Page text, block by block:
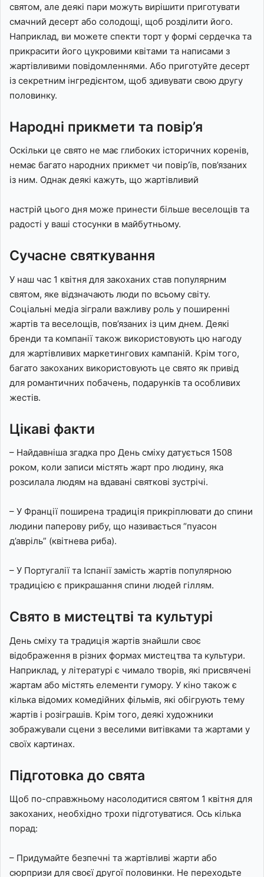
святом, але деякі пари можуть вирішити приготувати
смачний десерт або солодощі, щоб розділити його.
Наприклад, ви можете спекти торт у формі сердечка та
прикрасити його цукровими квітами та написами з
жартівливими повідомленнями. Або приготуйте десерт
із секретним інгредієнтом, щоб здивувати свою другу
половинку.
Народні прикмети та повір’я
Оскільки це свято не має глибоких історичних коренів,
немає багато народних прикмет чи повір’їв, пов’язаних
із ним. Однак деякі кажуть, що жартівливий
настрій цього дня може принести більше веселощів та
радості у ваші стосунки в майбутньому.
Сучасне святкування
У наш час 1 квітня для закоханих став популярним
святом, яке відзначають люди по всьому світу.
Соціальні медіа зіграли важливу роль у поширенні
жартів та веселощів, пов’язаних із цим днем. Деякі
бренди та компанії також використовують цю нагоду
для жартівливих маркетингових кампаній. Крім того,
багато закоханих використовують це свято як привід
для романтичних побачень, подарунків та особливих
жестів.
Цікаві факти
– Найдавніша згадка про День сміху датується 1508
роком, коли записи містять жарт про людину, яка
розсилала людям на вдавані святкові зустрічі.
– У Франції поширена традиція прикріплювати до спини
людини паперову рибу, що називається “пуасон
д’авріль” (квітнева риба).
– У Португалії та Іспанії замість жартів популярною
традицією є прикрашання спини людей гіллям.
Свято в мистецтві та культурі
День сміху та традиція жартів знайшли своє
відображення в різних формах мистецтва та культури.
Наприклад, у літературі є чимало творів, які присвячені
жартам або містять елементи гумору. У кіно також є
кілька відомих комедійних фільмів, які обігрують тему
жартів і розіграшів. Крім того, деякі художники
зображували сцени з веселими витівками та жартами у
своїх картинах.
Підготовка до свята
Щоб по-справжньому насолодитися святом 1 квітня для
закоханих, необхідно трохи підготуватися. Ось кілька
порад:
– Придумайте безпечні та жартівливі жарти або
сюрпризи для своєї другої половинки. Не переходьте